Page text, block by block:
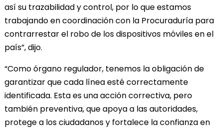
así su trazabilidad y control, por lo que estamos
trabajando en coordinación con la Procuraduría para
contrarrestar el robo de los dispositivos móviles en el
país”, dijo.
“Como órgano regulador, tenemos la obligación de
garantizar que cada línea esté correctamente
identificada. Esta es una acción correctiva, pero
también preventiva, que apoya a las autoridades,
protege a los ciudadanos y fortalece la confianza en